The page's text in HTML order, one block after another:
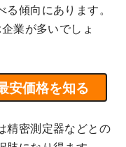
傾向にあります。
業が多いでしょ
安価格を知る
精密測定器などとの